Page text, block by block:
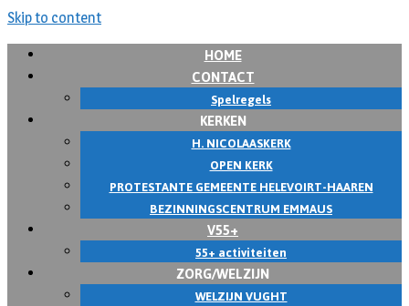
Skip to content
HOME
CONTACT
Spelregels
KERKEN
H. NICOLAASKERK
OPEN KERK
PROTESTANTE GEMEENTE HELEVOIRT-HAAREN
BEZINNINGSCENTRUM EMMAUS
V55+
55+ activiteiten
ZORG/WELZIJN
WELZIJN VUGHT